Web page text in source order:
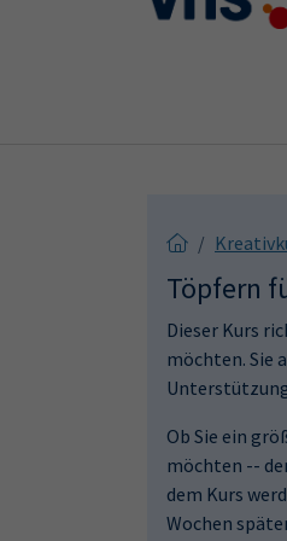
Skip to main content
Skip to page footer
Töpfern
Dieser Kurs
möchten. Sie
Ob Sie ein
möchten --
dem Kurs
Wochen